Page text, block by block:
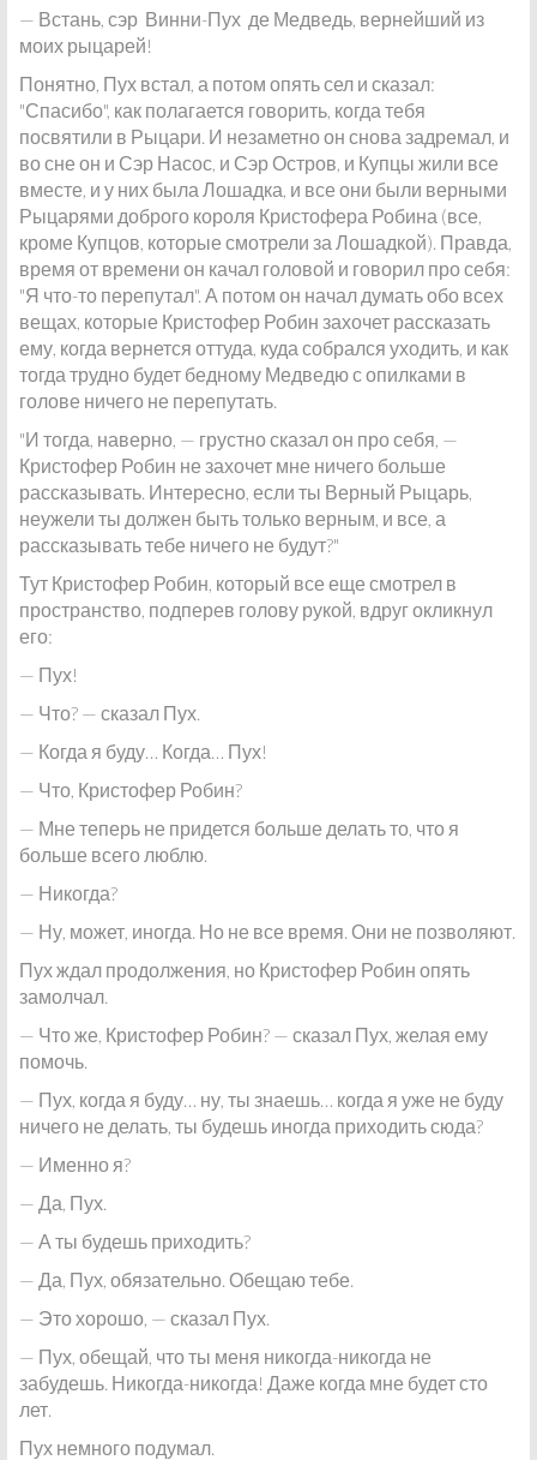
— Встань, сэр Винни-Пух де Медведь, вернейший из
моих рыцарей!
Понятно, Пух встал, а потом опять сел и сказал:
"Спасибо", как полагается говорить, когда тебя
посвятили в Рыцари. И незаметно он снова задремал, и
во сне он и Сэр Насос, и Сэр Остров, и Купцы жили все
вместе, и у них была Лошадка, и все они были верными
Рыцарями доброго короля Кристофера Робина (все,
кроме Купцов, которые смотрели за Лошадкой). Правда,
время от времени он качал головой и говорил про себя:
"Я что-то перепутал". А потом он начал думать обо всех
вещах, которые Кристофер Робин захочет рассказать
ему, когда вернется оттуда, куда собрался уходить, и как
тогда трудно будет бедному Медведю с опилками в
голове ничего не перепутать.
"И тогда, наверно, — грустно сказал он про себя, —
Кристофер Робин не захочет мне ничего больше
рассказывать. Интересно, если ты Верный Рыцарь,
неужели ты должен быть только верным, и все, а
рассказывать тебе ничего не будут?"
Тут Кристофер Робин, который все еще смотрел в
пространство, подперев голову рукой, вдруг окликнул
его:
— Пух!
— Что? — сказал Пух.
— Когда я буду… Когда… Пух!
— Что, Кристофер Робин?
— Мне теперь не придется больше делать то, что я
больше всего люблю.
— Никогда?
— Ну, может, иногда. Но не все время. Они не позволяют.
Пух ждал продолжения, но Кристофер Робин опять
замолчал.
— Что же, Кристофер Робин? — сказал Пух, желая ему
помочь.
— Пух, когда я буду… ну, ты знаешь… когда я уже не буду
ничего не делать, ты будешь иногда приходить сюда?
— Именно я?
— Да, Пух.
— А ты будешь приходить?
— Да, Пух, обязательно. Обещаю тебе.
— Это хорошо, — сказал Пух.
— Пух, обещай, что ты меня никогда-никогда не
забудешь. Никогда-никогда! Даже когда мне будет сто
лет.
Пух немного подумал.